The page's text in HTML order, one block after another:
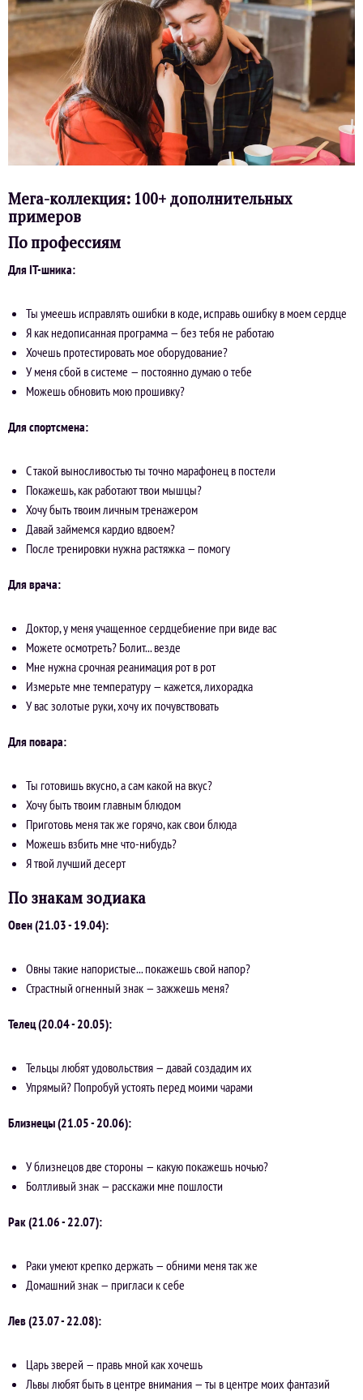
Мега-коллекция: 100+ дополнительных
примеров
По профессиям
Для IT-шника:
Ты умеешь исправлять ошибки в коде, исправь ошибку в моем сердце
Я как недописанная программа — без тебя не работаю
Хочешь протестировать мое оборудование?
У меня сбой в системе — постоянно думаю о тебе
Можешь обновить мою прошивку?
Для спортсмена:
С такой выносливостью ты точно марафонец в постели
Покажешь, как работают твои мышцы?
Хочу быть твоим личным тренажером
Давай займемся кардио вдвоем?
После тренировки нужна растяжка — помогу
Для врача:
Доктор, у меня учащенное сердцебиение при виде вас
Можете осмотреть? Болит... везде
Мне нужна срочная реанимация рот в рот
Измерьте мне температуру — кажется, лихорадка
У вас золотые руки, хочу их почувствовать
Для повара:
Ты готовишь вкусно, а сам какой на вкус?
Хочу быть твоим главным блюдом
Приготовь меня так же горячо, как свои блюда
Можешь взбить мне что-нибудь?
Я твой лучший десерт
По знакам зодиака
Овен (21.03 - 19.04):
Овны такие напористые... покажешь свой напор?
Страстный огненный знак — зажжешь меня?
Телец (20.04 - 20.05):
Тельцы любят удовольствия — давай создадим их
Упрямый? Попробуй устоять перед моими чарами
Близнецы (21.05 - 20.06):
У близнецов две стороны — какую покажешь ночью?
Болтливый знак — расскажи мне пошлости
Рак (21.06 - 22.07):
Раки умеют крепко держать — обними меня так же
Домашний знак — пригласи к себе
Лев (23.07 - 22.08):
Царь зверей — правь мной как хочешь
Львы любят быть в центре внимания — ты в центре моих фантазий